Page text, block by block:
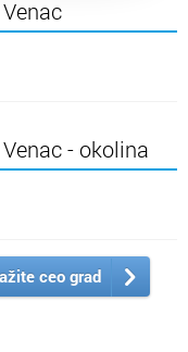
- okolina
ceo grad